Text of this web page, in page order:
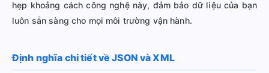
hẹp khoảng cách công nghệ này, đảm bảo dữ liệu của bạn
luôn sẵn sàng cho mọi môi trường vận hành.
Định nghĩa chi tiết về JSON và XML